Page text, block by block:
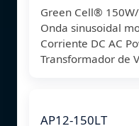
Green Cell®
Onda sinusoidal
Corriente DC AC
Transformador de
AP12-150LT